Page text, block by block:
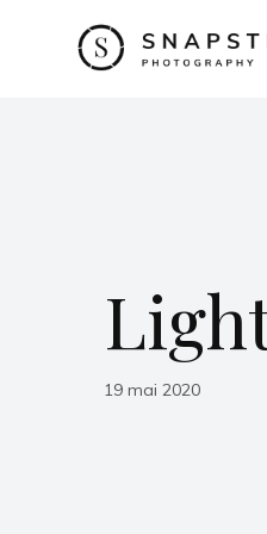
19 mai 2020